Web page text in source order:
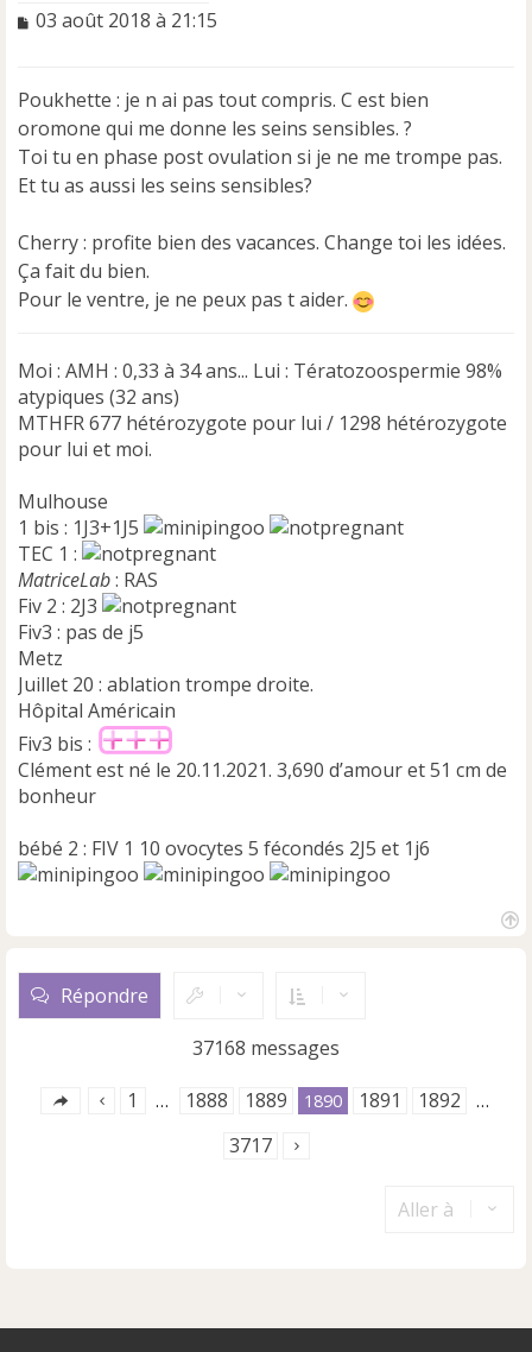
M
a
g
e
n
o
l
u
03 août 2018 à 21:15
Poukhette : je n ai pas tout compris. C est bien
oromone qui me donne les seins sensibles. ?
Toi tu en phase post ovulation si je ne me trompe pas.
Et tu as aussi les seins sensibles?
Cherry : profite bien des vacances. Change toi les idées.
Ça fait du bien.
Pour le ventre, je ne peux pas t aider.
Moi : AMH : 0,33 à 34 ans... Lui : Tératozoospermie 98%
atypiques (32 ans)
MTHFR 677 hétérozygote pour lui / 1298 hétérozygote
pour lui et moi.
Mulhouse
1 bis : 1J3+1J5
TEC 1 :
MatriceLab: RAS
Fiv 2 : 2J3
Fiv3 : pas de j5
Metz
Juillet 20 : ablation trompe droite.
Hôpital Américain
Fiv3 bis :
Clément est né le 20.11.2021. 3,690 d’amour et 51 cm de
bonheur
bébé 2 : FIV 1 10 ovocytes 5 fécondés 2J5 et 1j6
Répondre
37168 messages
1 … 1888 1889 1890 1891 1892 …
3717
Aller à